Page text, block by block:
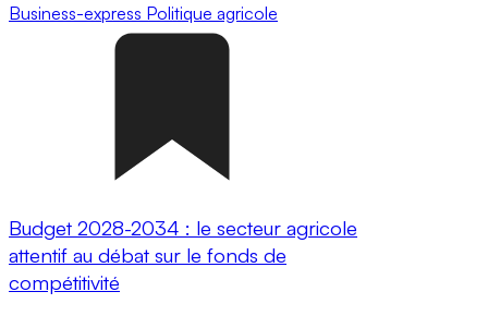
Business-express Politique agricole
Budget 2028-2034 : le secteur agricole
attentif au débat sur le fonds de
compétitivité